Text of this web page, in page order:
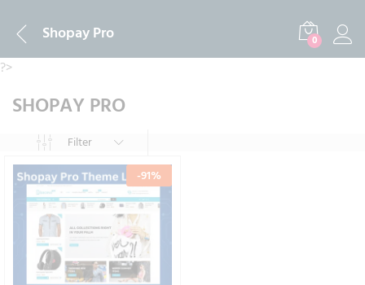
Shopay Pro 0
?>
SHOPAY PRO
Filter
-91%